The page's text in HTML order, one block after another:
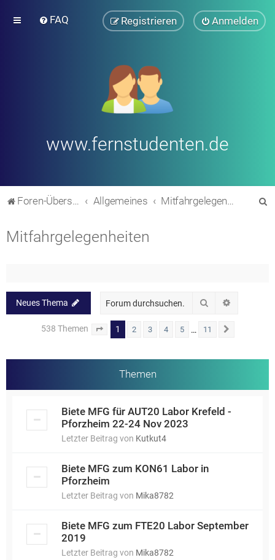
FAQ Anmelden
Registrieren
www.fernstudenten.de
Foren-Übersicht Allgemeines Mitfahrgelegenheiten
Mitfahrgelegenheiten
Neues Thema Suche
538 Themen Seite von 11
1 2 3 4 5 … 11
Themen
Biete MFG für AUT20 Labor Krefeld -
Pforzheim 22-24 Nov 2023
Letzter Beitrag von Kutkut4
Biete MFG zum KON61 Labor in
Pforzheim
Letzter Beitrag von Mika8782
Biete MFG zum FTE20 Labor September
2019
Letzter Beitrag von Mika8782